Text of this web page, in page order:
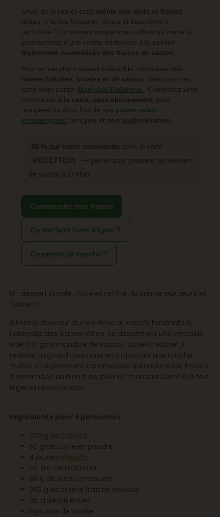
Envie de préparer cette crème aux œufs et fraises
rôties , à la fois fondante, douce et intensément
parfumée ? Un dessert simple mais raffiné qui marie la
gourmandise d’une crème onctueuse à la saveur
légèrement caramélisée des fraises de saison
Pour un résultat vraiment irrésistible, choisissez des
fraises fraîches, locales et de saison
. Retrouvez-les
dans votre panier Maréchal Fraîcheur
. Composez votre
commande à la carte, sans abonnement , puis
récupérez-la dans l’un de nos points relais
commerçants sur Lyon et son agglomération
-20 % sur votre commande avec le code
RECETTE24
— parfait pour préparer un dessert
de saison à tomber.
Commander mes fraises
Où me faire livrer à Lyon ?
Comment ça marche ?
Un dessert simple, fruité et raffiné : la crème aux œufs et
fraises !
Alliant la douceur d’une crème aux œufs fondante à
l’intensité des fraises rôties, ce dessert est une véritable
ode à la gourmandise de saison. Facile à réaliser, il
revisite un grand classique en y ajoutant une touche
fruitée et légèrement caramélisée qui sublime les fraises.
À servir tiède ou bien frais, pour un moment sucré à la fois
léger et réconfortant.
Ingrédients pour 4 personnes :
200 g de fraises
50 g de sucre en poudre
4 jaunes d'œufs
1 c. à c. de maïzena
60 g de sucre en poudre
250 g de crème fraîche épaisse
35 cl de lait entier
1 gousse de vanille